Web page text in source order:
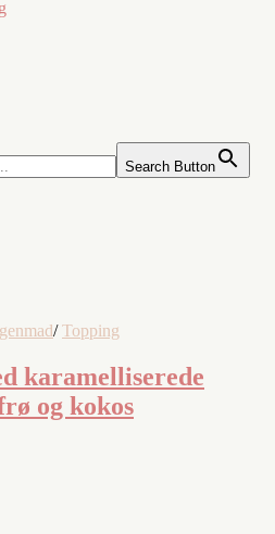
Search Button
/ Topping
karamelliserede
og kokos